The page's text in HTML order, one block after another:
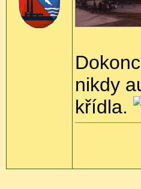
nikdy
křídla.